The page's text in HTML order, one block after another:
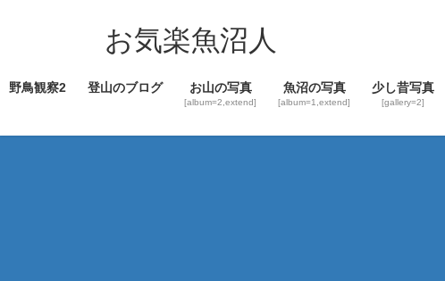
ツ
ス
シ
ン
お気楽魚沼人
野鳥観察2 登山のブログ お山の写真
[album=2,extend]
魚沼の写真
[album=1,extend]
少し昔写真
[gallery=2]